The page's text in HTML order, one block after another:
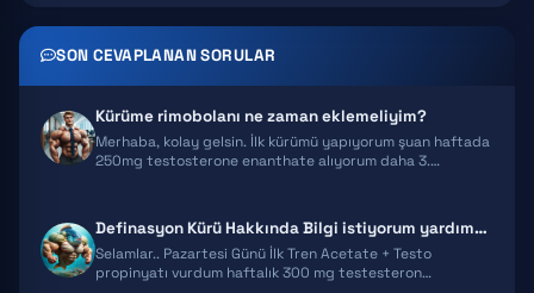
TRENBOLONE
CLENBUTEROL
YOHIMBINE
DIANABOL
SON CEVAPLANAN SORULAR
Kürüme rimobolanı ne zaman eklemeliyim?
Merhaba, kolay gelsin. İlk kürümü yapıyorum şuan haftada
250mg testosterone enanthate alıyorum daha 3.…
Definasyon Kürü Hakkında Bilgi istiyorum yardımcı Olurmusunuz?
Selamlar.. Pazartesi Günü İlk Tren Acetate + Testo
propinyatı vurdum haftalık 300 mg testesteron…